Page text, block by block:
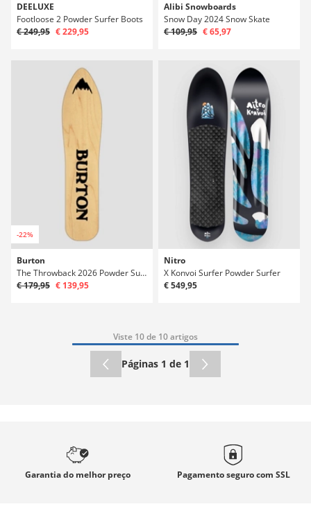
DEELUXE
Footloose 2 Powder Surfer Boots
€ 249,95 € 229,95
Alibi Snowboards
Snow Day 2024 Snow Skate
€ 109,95 € 65,97
-22%
Burton
The Throwback 2026 Powder Surfer
€ 179,95 € 139,95
Nitro
X Konvoi Surfer Powder Surfer
€ 549,95
Viste 10 de 10 artigos
Páginas 1 de 1
Garantiado melhor preço Pagamento seguro com SSL